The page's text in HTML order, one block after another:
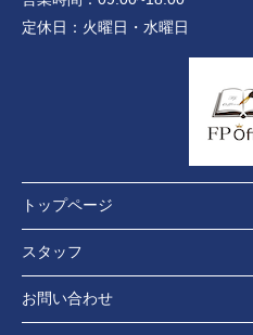
定休日： 火曜日・水曜日
トップページ
スタッフ
お問い合わせ